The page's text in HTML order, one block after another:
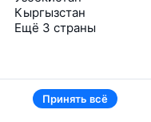
Кыргызстан
Ещё 3 страны
Принять всё